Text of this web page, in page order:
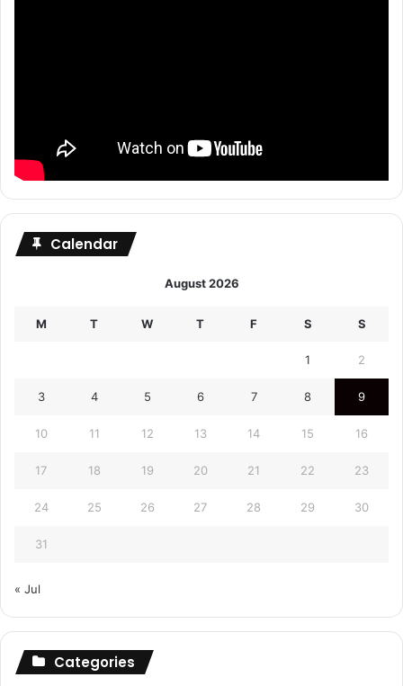
Calendar
August 2026
M T W T F S S
1 2
3 4 5 6 7 8 9
10 11 12 13 14 15 16
17 18 19 20 21 22 23
24 25 26 27 28 29 30
31
« Jul
Categories